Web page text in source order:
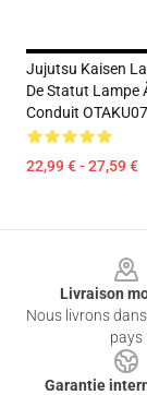
Jujutsu Kaisen
De Statut Lampe
Conduit
22,99 € - 27,59 €
Livraison
Nous livrons
pays
Garantie